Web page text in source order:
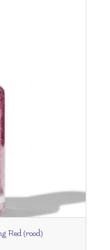
Red (rood)